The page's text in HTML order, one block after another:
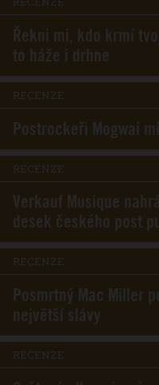
Řekni mi, kdo krmí
to háže i drhne
RECENZE
Postrockeři Mogwai
RECENZE
Verkauf Musique
desek českého post
RECENZE
Posmrtný Mac Miller
největší slávy
RECENZE